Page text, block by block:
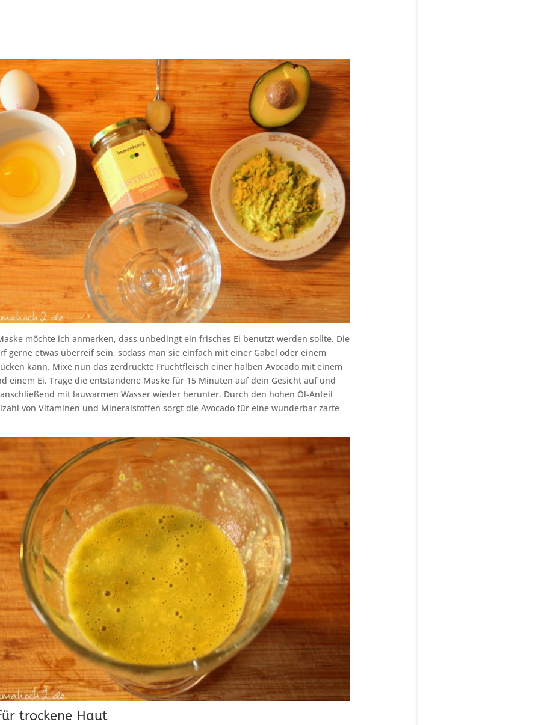
möchte ich anmerken, dass unbedingt ein frisches Ei benutzt werden sollte. Die
gerne etwas überreif sein, sodass man sie einfach mit einer Gabel oder einem
kann. Mixe nun das zerdrückte Fruchtfleisch einer halben Avocado mit einem
einem Ei. Trage die entstandene Maske für 15 Minuten auf dein Gesicht auf und
mit lauwarmen Wasser wieder herunter. Durch den hohen Öl-Anteil
von Vitaminen und Mineralstoffen sorgt die Avocado für eine wunderbar zarte
trockene Haut